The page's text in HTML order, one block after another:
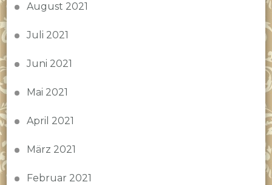
August 2021
Juli 2021
Juni 2021
Mai 2021
April 2021
März 2021
Februar 2021